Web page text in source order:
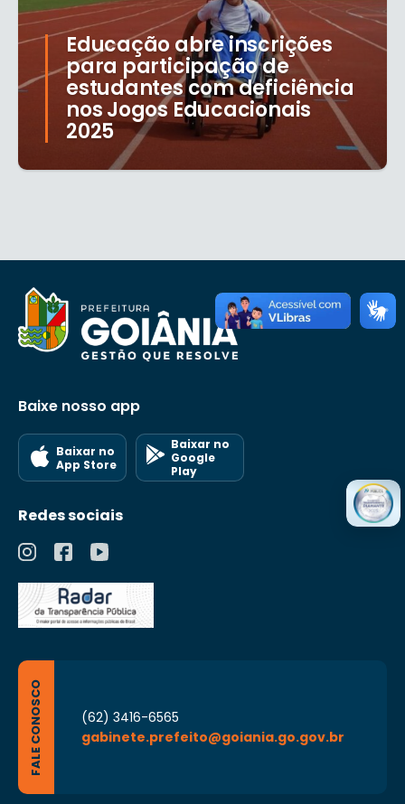
Educação abre inscrições
para participação de
estudantes com deficiência
nos Jogos Educacionais
2025
Baixe nosso app
Baixar no
App Store
Baixar no
Google
Play
Redes sociais
FALE CONOSCO
(62) 3416-6565
gabinete.prefeito@goiania.go.gov.br